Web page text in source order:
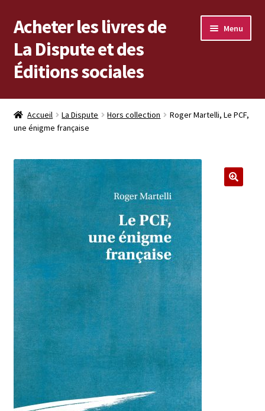
Aller
à
la
navigation
Aller
au
contenu
Acheter les livres de
La Dispute et des
Éditions sociales
Menu
Les livres en vente
Mon compte
Vous cherchez un livre ?
Vers les Éditions sociales
Accueil La Dispute Hors collection
Roger Martelli, Le PCF,
une énigme française